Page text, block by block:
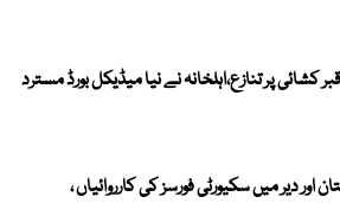
کشائی پر تنازع،اہلخانہ نے نیا میڈیکل بورڈ مسترد
اور دیر میں سکیورٹی فورسز کی کارروائیاں ،